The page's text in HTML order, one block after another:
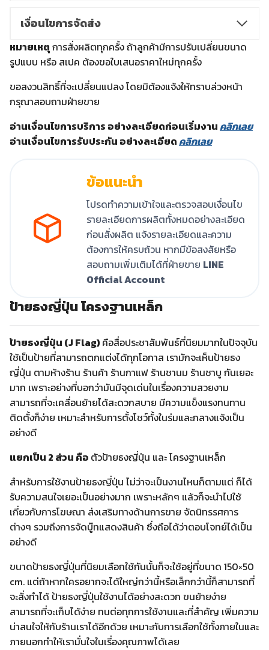
เงื่อนไขการจัดส่ง
หมายเหตุการสั่งผลิตทุกครั้ง ถ้าลูกค้ามีการปรับเปลี่ยนขนาด
รูปแบบ หรือ สเปค ต้องขอใบเสนอราคาใหม่ทุกครั้ง
ขอสงวนสิทธิ์ที่จะเปลี่ยนแปลง โดยมิต้องแจ้งให้ทราบล่วงหน้า
กรุณาสอบถามฝ่ายขาย
อ่านเงื่อนไขการบริการ อย่างละเอียดก่อนเริ่มงานคลิกเลย
อ่านเงื่อนไขการรับประกัน อย่างละเอียดคลิกเลย
ข้อแนะนำ
โปรดทำความเข้าใจและตรวจสอบเงื่อนไข
รายละเอียดการผลิตทั้งหมดอย่างละเอียด
ก่อนสั่งผลิต แจ้งรายละเอียดและความ
ต้องการให้ครบถ้วน หากมีข้อสงสัยหรือ
สอบถามเพิ่มเติมได้ที่ฝ่ายขาย LINE
Official Account
ป้ายธงญี่ปุ่น โครงฐานเหล็ก
ป้ายธงญี่ปุ่น (J Flag) คือสื่อประชาสัมพันธ์ที่นิยมมากในปัจจุบัน
ใช้เป็นป้ายที่สามารถตกแต่งได้ทุกโอกาส เรามักจะเห็นป้ายธง
ญี่ปุ่น ตามห้างร้าน ร้านค้า ร้านกาแฟ ร้านชานม ร้านชาบู กันเยอะ
มาก เพราะอย่างที่บอกว่ามันมีจุดเด่นในเรื่องความสวยงาม
สามารถที่จะเคลื่อนย้ายได้สะดวกสบาย มีความแข็งแรงทนทาน
ติดตั้งก็ง่าย เหมาะสำหรับการตั้งโชว์ทั้งในร่มและกลางแจ้งเป็น
อย่างดี
แยกเป็น 2 ส่วน คือ ตัวป้ายธงญี่ปุ่น และ โครงฐานเหล็ก
สำหรับการใช้งานป้ายธงญี่ปุ่น ไม่ว่าจะเป็นงานไหนก็ตามแต่ ก็ได้
รับความสนใจเยอะเป็นอย่างมาก เพราะหลักๆ แล้วก็จะนำไปใช้
เกี่ยวกับการโฆษณา ส่งเสริมทางด้านการขาย จัดนิทรรศการ
ต่างๆ รวมถึงการจัดบู๊ทแสดงสินค้า ซึ่งถือได้ว่าตอบโจทย์ได้เป็น
อย่างดี
ขนาดป้ายธงญี่ปุ่นที่นิยมเลือกใช้กันนั้นก็จะใช้อยู่ที่ขนาด 150×50
cm. แต่ถ้าหากใครอยากจะได้ใหญ่กว่านี้หรือเล็กกว่านี้ก็สามารถที่
จะสั่งทำได้ ป้ายธงญี่ปุ่นใช้งานได้อย่างสะดวก ขนย้ายง่าย
สามารถที่จะเก็บได้ง่าย ทนต่อทุกการใช้งานและที่สำคัญ เพิ่มความ
น่าสนใจให้กับร้านเราได้อีกด้วย เหมาะกับการเลือกใช้ทั้งภายในและ
ภายนอกทำให้เรามั่นใจในเรี่องคุณภาพได้เลย